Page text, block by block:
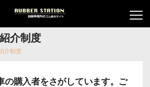
介制度
介制度
の購入者をさがしています。ご